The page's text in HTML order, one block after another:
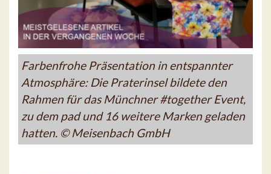
Farbenfrohe Präsentation in entspannter
Atmosphäre: Die Praterinsel bildete den
Rahmen für das Münchner #together Event,
zu dem pad und 16 weitere Marken geladen
hatten. © Meisenbach GmbH